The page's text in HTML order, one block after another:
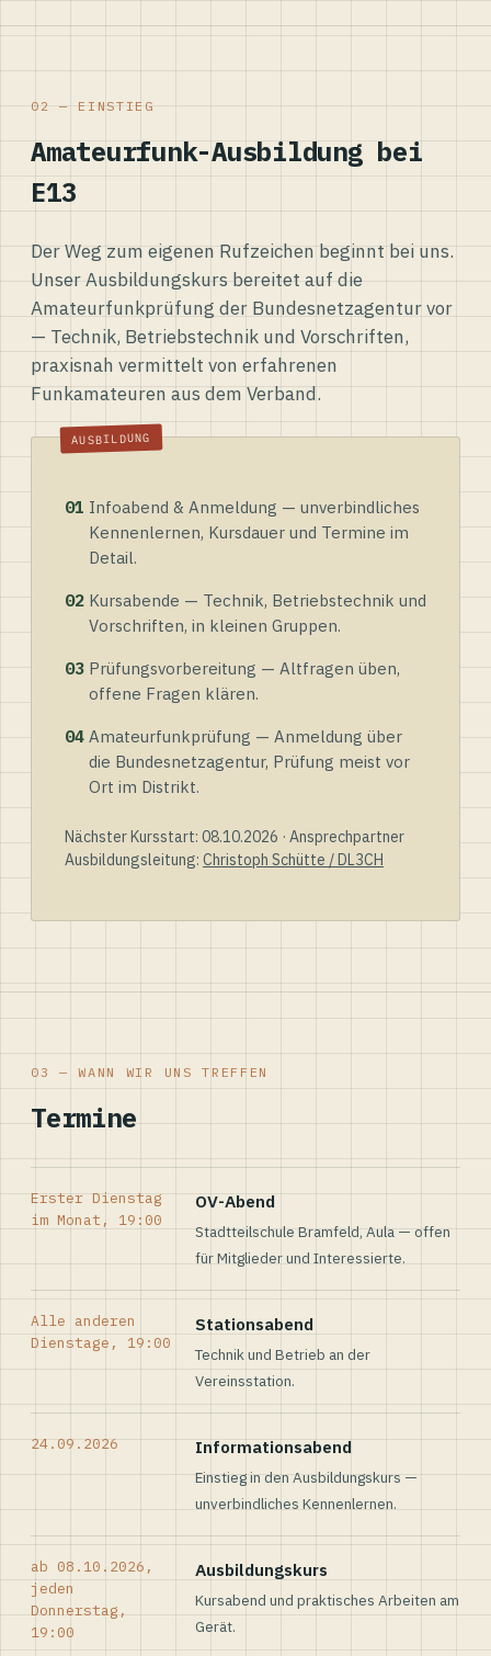
02 — EINSTIEG
Amateurfunk-Ausbildung bei
E13
Der Weg zum eigenen Rufzeichen beginnt bei uns.
Unser Ausbildungskurs bereitet auf die
Amateurfunkprüfung der Bundesnetzagentur vor
— Technik, Betriebstechnik und Vorschriften,
praxisnah vermittelt von erfahrenen
Funkamateuren aus dem Verband.
01 Infoabend & Anmeldung — unverbindliches
Kennenlernen, Kursdauer und Termine im
Detail.
02 Kursabende — Technik, Betriebstechnik und
Vorschriften, in kleinen Gruppen.
03 Prüfungsvorbereitung — Altfragen üben,
offene Fragen klären.
04 Amateurfunkprüfung — Anmeldung über
die Bundesnetzagentur, Prüfung meist vor
Ort im Distrikt.
Nächster Kursstart: 08.10.2026 · Ansprechpartner
Ausbildungsleitung: Christoph Schütte / DL3CH
03 — WANN WIR UNS TREFFEN
Termine
Erster Dienstag
im Monat, 19:00
OV-Abend
Stadtteilschule Bramfeld, Aula — offen
für Mitglieder und Interessierte.
Alle anderen
Dienstage, 19:00
Stationsabend
Technik und Betrieb an der
Vereinsstation.
24.09.2026 Informationsabend
Einstieg in den Ausbildungskurs —
unverbindliches Kennenlernen.
ab 08.10.2026,
jeden
Donnerstag,
19:00
Ausbildungskurs
Kursabend und praktisches Arbeiten am
Gerät.